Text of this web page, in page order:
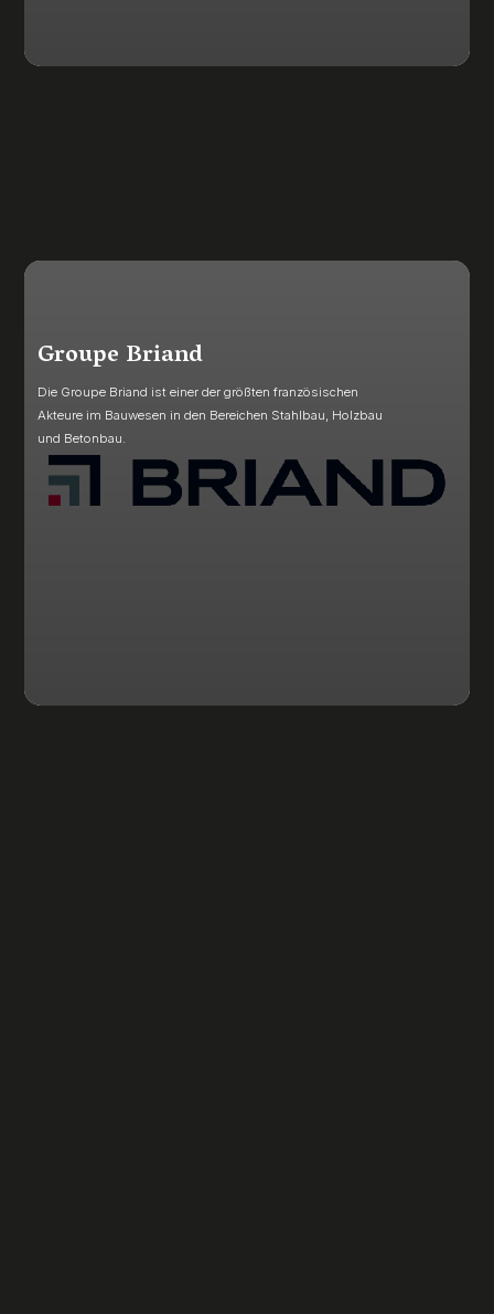
Groupe Briand
Die Groupe Briand ist einer der größten französischen
Akteure im Bauwesen in den Bereichen Stahlbau, Holzbau
und Betonbau.